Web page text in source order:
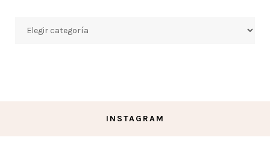
INSTAGRAM